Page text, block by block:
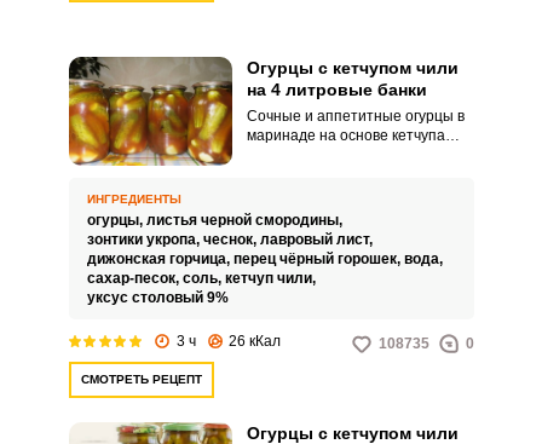
Огурцы с кетчупом чили
на 4 литровые банки
Сочные и аппетитные огурцы в
маринаде на основе кетчупа
вкусом. Готовить их совсем не
сложно, главное - не забывать о
важных мелочах.
ИНГРЕДИЕНТЫ
огурцы, листья черной смородины,
зонтики укропа, чеснок, лавровый лист,
дижонская горчица, перец чёрный горошек, вода,
сахар-песок, соль, кетчуп чили,
уксус столовый 9%
3 ч 26 кКал 108735 0
СМОТРЕТЬ РЕЦЕПТ
Огурцы с кетчупом чили